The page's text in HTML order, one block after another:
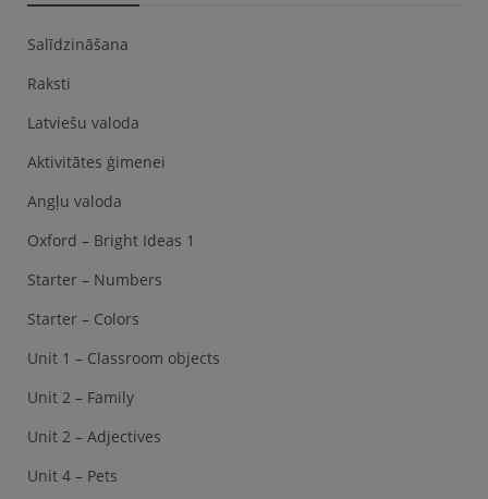
Salīdzināšana
Raksti
Latviešu valoda
Aktivitātes ģimenei
Angļu valoda
Oxford – Bright Ideas 1
Starter – Numbers
Starter – Colors
Unit 1 – Classroom objects
Unit 2 – Family
Unit 2 – Adjectives
Unit 4 – Pets